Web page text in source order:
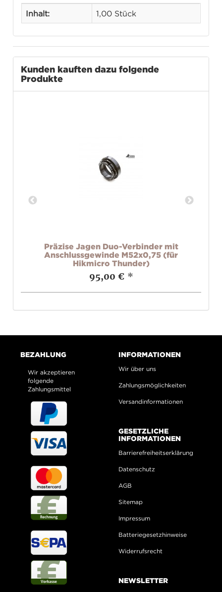
Inhalt: 1,00 Stück
Kunden kauften dazu folgende
Produkte
Präzise Jagen Duo-Verbinder mit
Anschlussgewinde M52x0,75 (für
Hikmicro Thunder)
95,00 € *
BEZAHLUNG
Wir akzeptieren
folgende
Zahlungsmittel
INFORMATIONEN
Wir über uns
Zahlungsmöglichkeiten
Versandinformationen
GESETZLICHE
INFORMATIONEN
Barrierefreiheitserklärung
Datenschutz
AGB
Sitemap
Impressum
Batteriegesetzhinweise
Widerrufsrecht
NEWSLETTER